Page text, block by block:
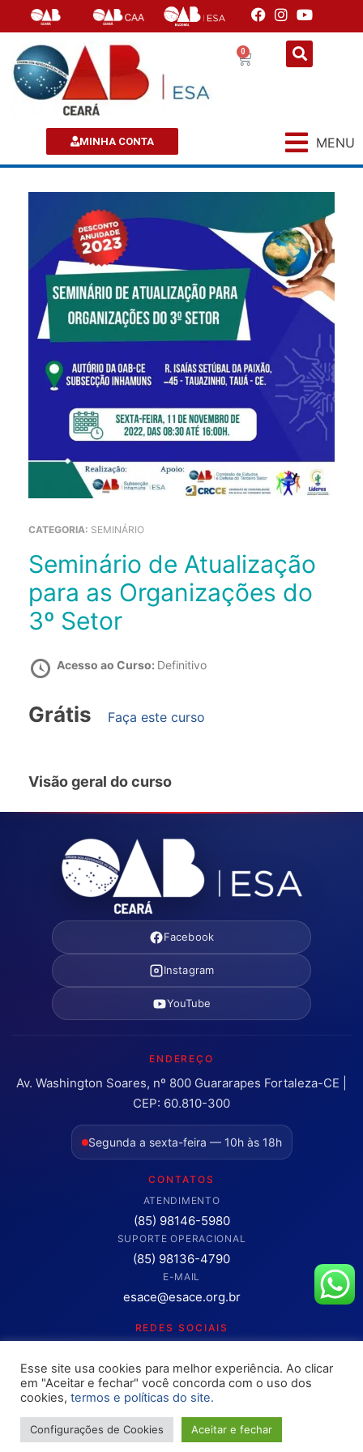
0
MINHA CONTA MENU
CATEGORIA: SEMINÁRIO
Seminário de Atualização
para as Organizações do
3º Setor
Acesso ao Curso: Definitivo
Grátis Faça este curso
Visão geral do curso
Facebook
Instagram
YouTube
ENDEREÇO
Av. Washington Soares, nº 800 Guararapes Fortaleza-CE |
CEP: 60.810-300
Segunda a sexta-feira — 10h às 18h
CONTATOS
ATENDIMENTO
(85) 98146-5980
SUPORTE OPERACIONAL
(85) 98136-4790
E-MAIL
esace@esace.org.br
REDES SOCIAIS
Clique para abrir os canais oficiais.
Copyright © 2025 – OAB ESA-CE. Todos os direitos reservados
Site desenvolvimento pelaRokket / Ethics Ventures
Esse site usa cookies para melhor experiência. Ao clicar
em "Aceitar e fechar" você concorda com o uso dos
cookies, termos e políticas do site.
Configurações de Cookies Aceitar e fechar